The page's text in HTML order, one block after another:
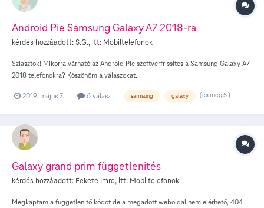
Android Pie Samsung Galaxy A7 2018-ra
kérdés hozzáadott:S.G., itt: Mobiltelefonok
Sziasztok! Mikorra várható az Android Pie szoftverfrissítés a Samsung Galaxy A7
2018 telefonokra? Köszönöm a válaszokat.
2019. május 7. 6 válasz samsung galaxy (és még 5 )
Galaxy grand prim függetlenités
kérdés hozzáadott: Fekete Imre, itt: Mobiltelefonok
Megkaptam a függetlenitő kódot de a megadott weboldal nem elérhető, 404